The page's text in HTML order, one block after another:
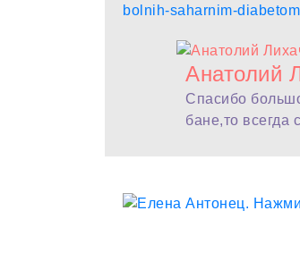
bolnih-saharnim-diabetom
Анатолий
Спасибо
бане,то всегда